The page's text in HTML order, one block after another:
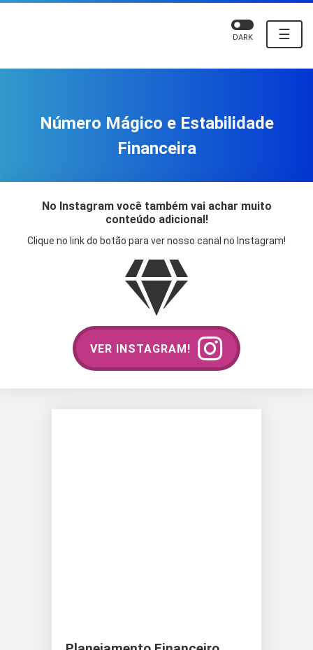
☰
DARK
Número Mágico e Estabilidade
Financeira
No Instagram você também vai achar muito
conteúdo adicional!
Clique no link do botão para ver nosso canal no Instagram!
VER INSTAGRAM!